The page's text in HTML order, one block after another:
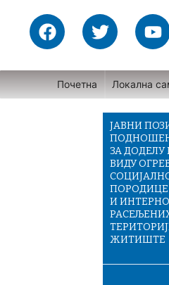
content
F
a
e
b
T
w
t
t
e
Y
o
t
u
b
e
Почетна Локална
ЈАВНИ
ЗА
ВИДУ
ПОРОДИЦЕ
И ИНТЕРНО
ЖИТИШТЕ